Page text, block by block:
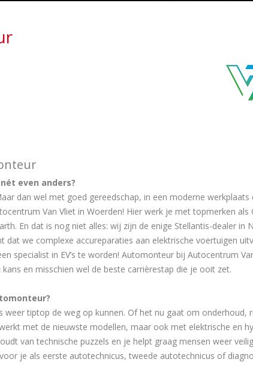
even anders?
dan wel met goed gereedschap, in een moderne
Van Vliet in Woerden! Hier werk je met topmerken
En dat is nog niet alles: wij zijn de enige Stellantis-dealer in
dat we complexe accureparaties aan elektrische voertuigen
specialist in EV’s te worden! Automonteur bij Autocentrum
kans en misschien wel de beste carrièrestap die je ooit zet.
weer tiptop de weg op kunnen. Of het nu gaat om
met de nieuwste modellen, maar ook met elektrische en
van technische puzzels en je helpt graag mensen weer
je als eerste autotechnicus, tweede autotechnicus of